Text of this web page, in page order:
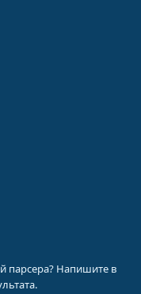
парсера? Напишите в